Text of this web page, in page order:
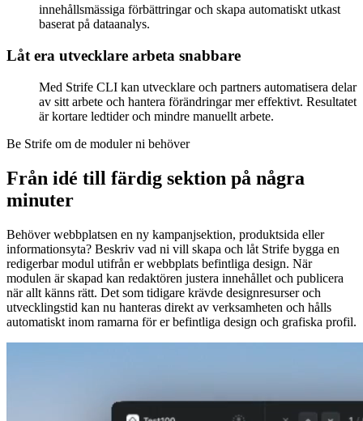
innehållsmässiga förbättringar och skapa automatiskt utkast
baserat på dataanalys.
Låt era utvecklare arbeta snabbare
Med Strife CLI kan utvecklare och partners automatisera delar
av sitt arbete och hantera förändringar mer effektivt. Resultatet
är kortare ledtider och mindre manuellt arbete.
Be Strife om de moduler ni behöver
Från idé till färdig sektion på några
minuter
Behöver webbplatsen en ny kampanjsektion, produktsida eller
informationsyta? Beskriv vad ni vill skapa och låt Strife bygga en
redigerbar modul utifrån er webbplats befintliga design. När
modulen är skapad kan redaktören justera innehållet och publicera
när allt känns rätt. Det som tidigare krävde designresurser och
utvecklingstid kan nu hanteras direkt av verksamheten och hålls
automatiskt inom ramarna för er befintliga design och grafiska profil.